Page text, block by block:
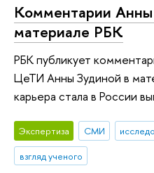
Комментарии
материале РБК
РБК публикует
ЦеТИ Анны Зудиной в
карьера стала в России
Экспертиза СМИ
взгляд ученого